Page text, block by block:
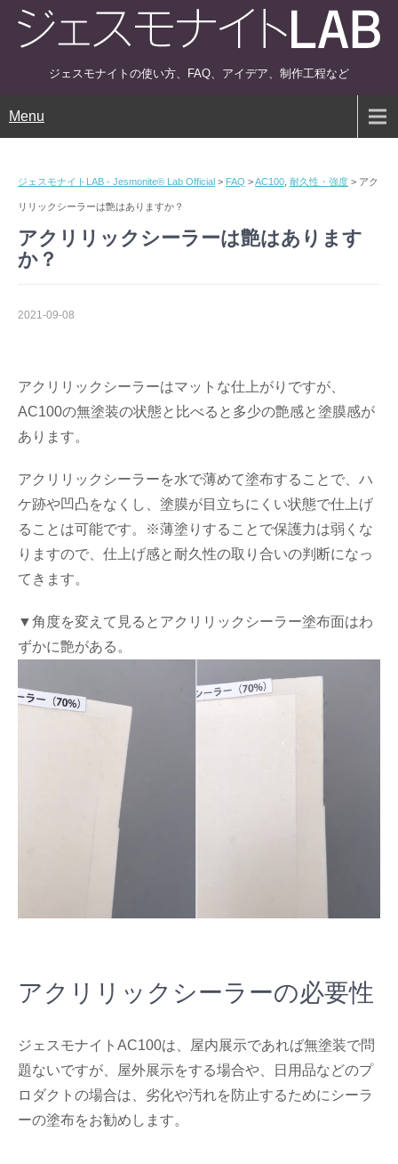
ジェスモナイトの使い方、FAQ、アイデア、制作工程など
Menu
ジェスモナイトLAB - Jesmonite® Lab Official > FAQ >AC100 耐久性・強度 > アク
リリックシーラーは艶はありますか？
アクリリックシーラーは艶はあります
か？
2021-09-08
アクリリックシーラーはマットな仕上がりですが、
AC100の無塗装の状態と比べると多少の艶感と塗膜感が
あります。
アクリリックシーラーを水で薄めて塗布することで、ハ
ケ跡や凹凸をなくし、塗膜が目立ちにくい状態で仕上げ
ることは可能です。※薄塗りすることで保護力は弱くな
りますので、仕上げ感と耐久性の取り合いの判断になっ
てきます。
▼角度を変えて見るとアクリリックシーラー塗布面はわ
ずかに艶がある。
アクリリックシーラーの必要性
ジェスモナイトAC100は、屋内展示であれば無塗装で問
題ないですが、屋外展示をする場合や、日用品などのプ
ロダクトの場合は、劣化や汚れを防止するためにシーラ
ーの塗布をお勧めします。